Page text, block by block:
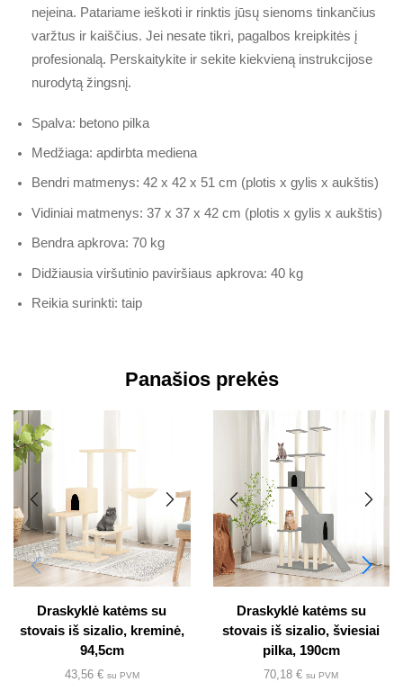
neįeina. Patariame ieškoti ir rinktis jūsų sienoms tinkančius
varžtus ir kaiščius. Jei nesate tikri, pagalbos kreipkitės į
profesionalą. Perskaitykite ir sekite kiekvieną instrukcijose
nurodytą žingsnį.
Spalva: betono pilka
Medžiaga: apdirbta mediena
Bendri matmenys: 42 x 42 x 51 cm (plotis x gylis x aukštis)
Vidiniai matmenys: 37 x 37 x 42 cm (plotis x gylis x aukštis)
Bendra apkrova: 70 kg
Didžiausia viršutinio paviršiaus apkrova: 40 kg
Reikia surinkti: taip
Panašios prekės
Draskyklė katėms su
stovais iš sizalio, kreminė,
94,5cm
43,56 € su PVM
Draskyklė katėms su
stovais iš sizalio, šviesiai
pilka, 190cm
70,18€ su PVM